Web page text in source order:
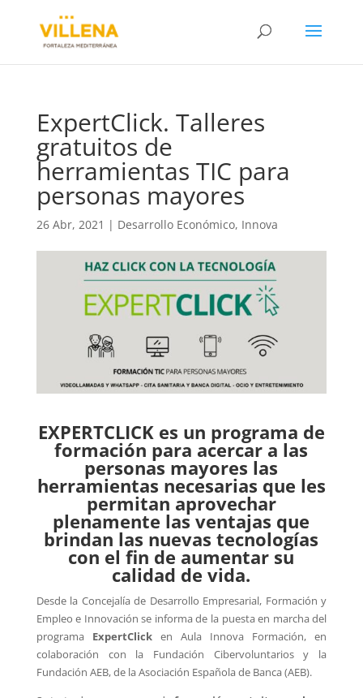
ExpertClick. Talleres
gratuitos de
herramientas TIC para
personas mayores
26 Abr, 2021 | Desarrollo Económico, Innova
EXPERTCLICK es un programa de
formación para acercar a las
personas mayores las
herramientas necesarias que les
permitan aprovechar
plenamente las ventajas que
brindan las nuevas tecnologías
con el fin de aumentar su
calidad de vida.
Desde la Concejalía de Desarrollo Empresarial, Formación y
Empleo e Innovación se informa de la puesta en marcha del
programa ExpertClicken Aula Innova Formación, en
colaboración con la Fundación Cibervoluntarios y la
Fundación AEB, de la Asociación Española de Banca (AEB).